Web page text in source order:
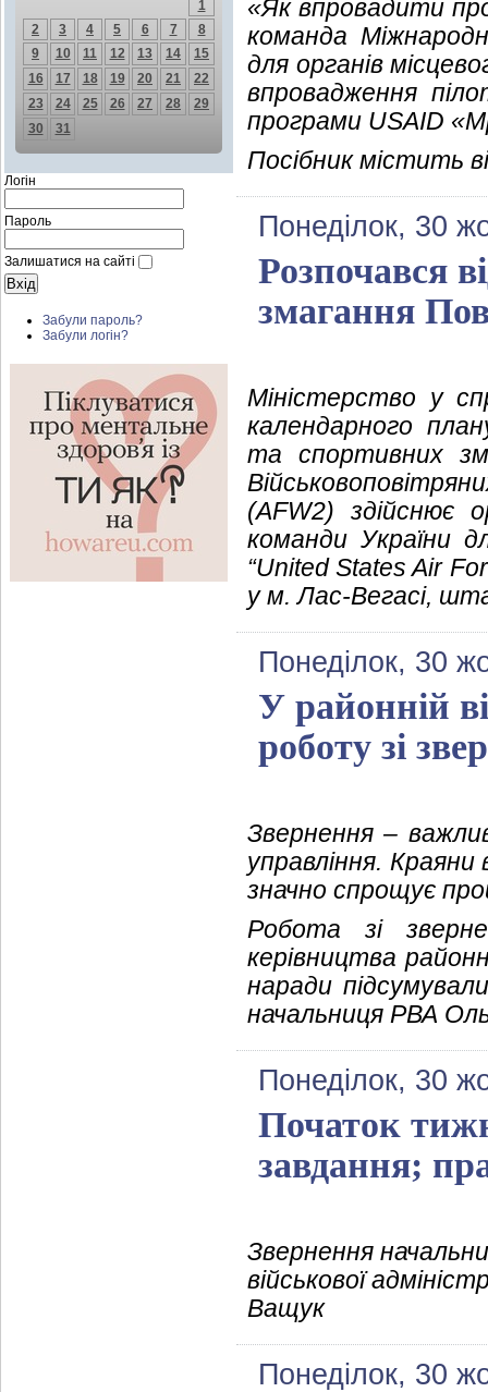
1
2
3 4 5 6 7
8
9
10 11 12 13 14
15
16
17 18 19 20 21
22
23
24 25 26 27 28
29
30
31
Логін
Пароль
Залишатися на сайті
Забули пароль?
Забули логін?
«Як впровадити
команда
для органів
впровадження
програми USAID
Посібник містить
Понеділок, 30
Розпочався
змагання
Міністерство у
календарного
та спортивних
(AFW2) здійснює
команди України
“United States Air
у м. Лас-Вегасі,
Понеділок, 30
У районній
роботу зі
Звернення –
управління.
значно спрощує
Робота зі
керівництва
наради
начальниця РВА
Понеділок, 30
Початок
завдання;
Звернення
військової
Ващук
Понеділок, 30